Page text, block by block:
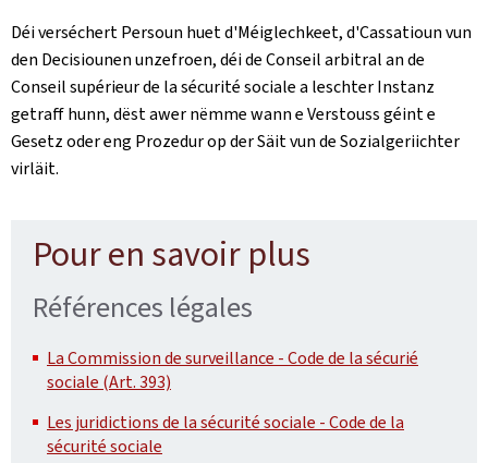
Déi verséchert Persoun huet d'Méiglechkeet, d'Cassatioun vun
den Decisiounen unzefroen, déi de Conseil arbitral an de
Conseil supérieur de la sécurité sociale a leschter Instanz
getraff hunn, dëst awer nëmme wann e Verstouss géint e
Gesetz oder eng Prozedur op der Säit vun de Sozialgeriichter
virläit.
Pour en savoir plus
Références légales
La Commission de surveillance - Code de la sécurié
sociale (Art. 393)
Les juridictions de la sécurité sociale - Code de la
sécurité sociale